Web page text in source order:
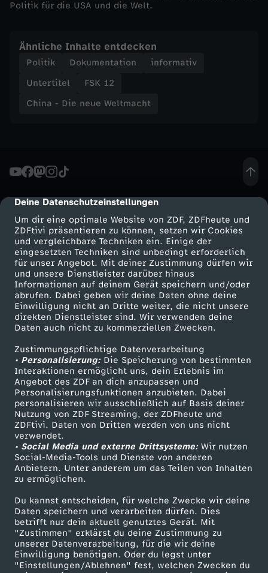
cmp-dialog-description
Deine Datenschutzeinstellungen
Um dir eine optimale Website von ZDF, ZDFheute und
ZDFtivi präsentieren zu können, setzen wir Cookies
und vergleichbare Techniken ein. Einige der
eingesetzten Techniken sind unbedingt erforderlich
für unser Angebot. Mit deiner Zustimmung dürfen wir
und unsere Dienstleister darüber hinaus
Informationen auf deinem Gerät speichern und/oder
abrufen. Dabei geben wir deine Daten ohne deine
Einwilligung nicht an Dritte weiter, die nicht unsere
direkten Dienstleister sind. Wir verwenden deine
Daten auch nicht zu kommerziellen Zwecken.
Zustimmungspflichtige Datenverarbeitung
• Personalisierung:Die Speicherung von bestimmten
Interaktionen ermöglicht uns, dein Erlebnis im
Angebot des ZDF an dich anzupassen und
Personalisierungsfunktionen anzubieten. Dabei
personalisieren wir ausschließlich auf Basis deiner
Nutzung von ZDF Streaming, der ZDFheute und
ZDFtivi. Daten von Dritten werden von uns nicht
verwendet.
• Social Media und externe Drittsysteme:Wir nutzen
Social-Media-Tools und Dienste von anderen
Anbietern. Unter anderem um das Teilen von Inhalten
zu ermöglichen.
Du kannst entscheiden, für welche Zwecke wir deine
Daten speichern und verarbeiten dürfen. Dies
betrifft nur dein aktuell genutztes Gerät. Mit
"Zustimmen" erklärst du deine Zustimmung zu
unserer Datenverarbeitung, für die wir deine
Einwilligung benötigen. Oder du legst unter
"Einstellungen/Ablehnen" fest, welchen Zwecken du
i
n
p
n
g
-
K
a
m
p
f
u
m
d
i
e
V
Politik für die USA und die Welt.
Ähnliche Inhalte entdecken
Politik Dokumentation
informativ
Untertitel
FSK 12
China - Die neue Weltmacht
Mehr ZDF
ZDF-Apps
Smart TV
ZDFtext
Livestreams
Sendungen A-Z
TV-Programm
Service
ZDFmitreden
Kontakt zum ZDF
Tickets
Zuschauerservice
Hilfe
ZDF Unternehmen
Karriere
ZDF goes Schule
Werbefernsehen
Mainzelmännchen